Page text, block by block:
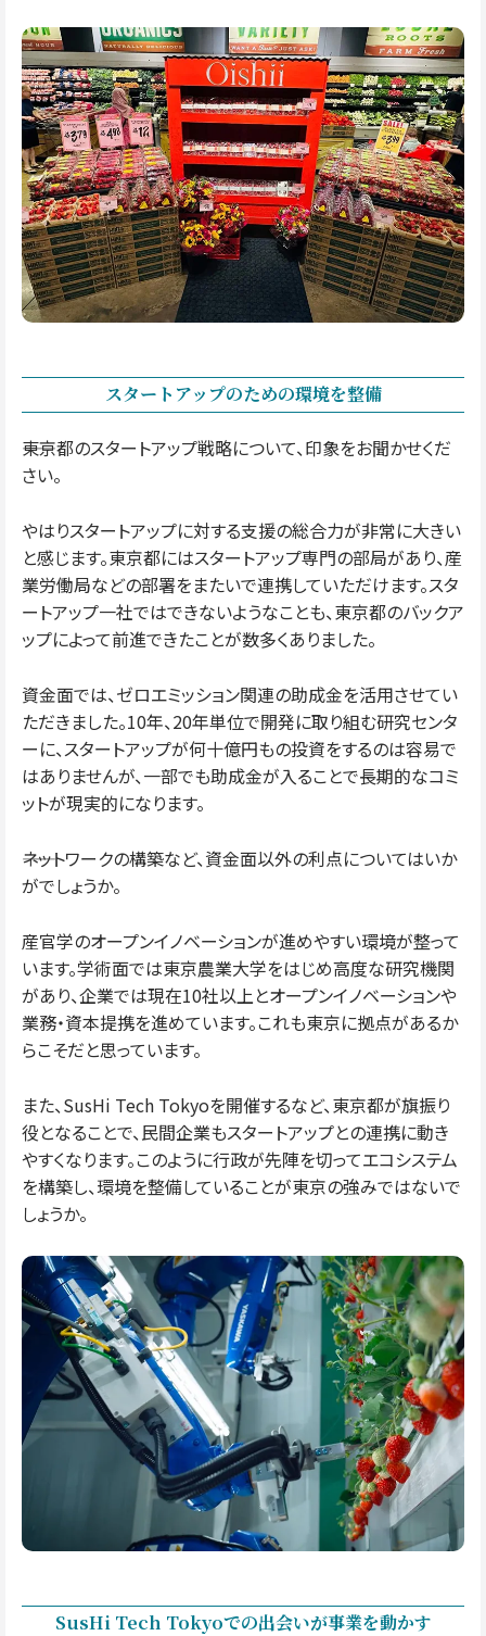
スタートアップのための環境を整備
――東京都のスタートアップ戦略について、印象をお聞かせくだ
さい。
やはりスタートアップに対する支援の総合力が非常に大きい
と感じます。東京都にはスタートアップ専門の部局があり、産
業労働局などの部署をまたいで連携していただけます。スタ
ートアップ一社ではできないようなことも、東京都のバックア
ップによって前進できたことが数多くありました。
資金面では、ゼロエミッション関連の助成金を活用させてい
ただきました。10年、20年単位で開発に取り組む研究センタ
ーに、スタートアップが何十億円もの投資をするのは容易で
はありませんが、一部でも助成金が入ることで長期的なコミ
ットが現実的になります。
――ネットワークの構築など、資金面以外の利点についてはいか
がでしょうか。
産官学のオープンイノベーションが進めやすい環境が整って
います。学術面では東京農業大学をはじめ高度な研究機関
があり、企業では現在10社以上とオープンイノベーションや
業務・資本提携を進めています。これも東京に拠点があるか
らこそだと思っています。
また、SusHi Tech Tokyoを開催するなど、東京都が旗振り
役となることで、民間企業もスタートアップとの連携に動き
やすくなります。このように行政が先陣を切ってエコシステム
を構築し、環境を整備していることが東京の強みではないで
しょうか。
SusHi Tech Tokyoでの出会いが事業を動かす